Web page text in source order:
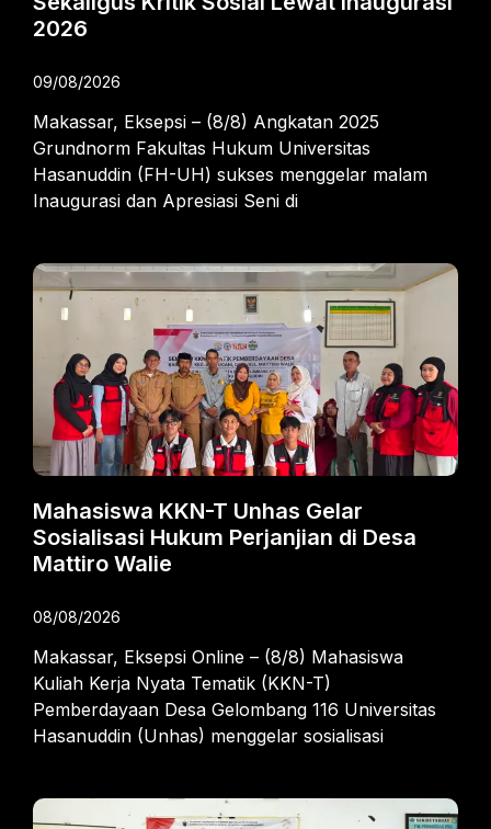
2026
09/08/2026
Makassar, Eksepsi – (8/8) Angkatan 2025
Grundnorm Fakultas Hukum Universitas
Hasanuddin (FH-UH) sukses menggelar malam
Inaugurasi dan Apresiasi Seni di
Mahasiswa KKN-T Unhas Gelar
Sosialisasi Hukum Perjanjian di Desa
Mattiro Walie
08/08/2026
Makassar, Eksepsi Online – (8/8) Mahasiswa
Kuliah Kerja Nyata Tematik (KKN-T)
Pemberdayaan Desa Gelombang 116 Universitas
Hasanuddin (Unhas) menggelar sosialisasi